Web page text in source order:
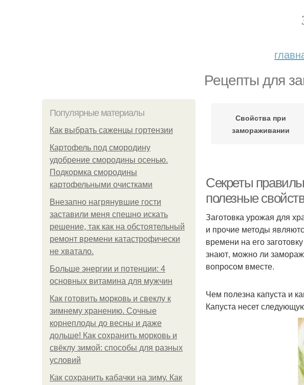
Рецепты для
Популярные материалы
Как выбрать саженцы гортензии
Картофель под смородину
удобрение смородины осенью.
Подкормка смородины
картофельными очистками
Внезапно нагрянувшие гости
заставили меня спешно искать
решение, так как на обстоятельный
ремонт времени катастрофически
не хватало.
Больше энергии и потенции: 4
основных витамина для мужчин
Как готовить морковь и свеклу к
зимнему хранению. Сочные
корнеплоды до весны и даже
дольше! Как сохранить морковь и
свёклу зимой: способы для разных
условий
Как сохранить кабачки на зиму. Как
Свойства при
замораживании
Секреты
полезные
Заготовка урожая для
и прочие методы
времени на его
знают, можно ли
вопросом вместе.
Чем полезна капуста и
Капуста несет